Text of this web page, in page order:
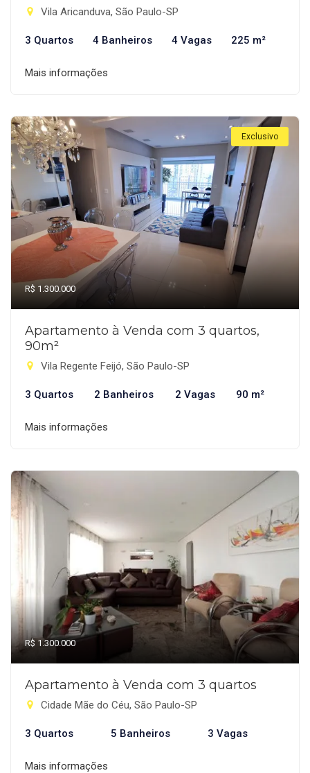
Vila Aricanduva, São Paulo-SP
3 Quartos 4 Banheiros 4 Vagas 225 m²
Mais informações
Exclusivo
R$ 1.300.000
Apartamento à Venda com 3 quartos,
90m²
Vila Regente Feijó, São Paulo-SP
3 Quartos 2 Banheiros 2 Vagas 90 m²
Mais informações
R$ 1.300.000
Apartamento à Venda com 3 quartos
Cidade Mãe do Céu, São Paulo-SP
3 Quartos 5 Banheiros 3 Vagas
Mais informações